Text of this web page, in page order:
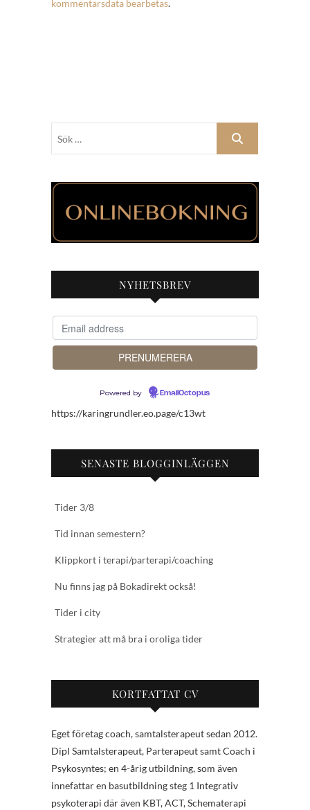
kommentarsdata bearbetas.
NYHETSBREV
Powered by EmailOctopus
https://karingrundler.eo.page/c13wt
SENASTE BLOGGINLÄGGEN
Tider 3/8
Tid innan semestern?
Klippkort i terapi/parterapi/coaching
Nu finns jag på Bokadirekt också!
Tider i city
Strategier att må bra i oroliga tider
KORTFATTAT CV
Eget företag coach, samtalsterapeut sedan 2012.
Dipl Samtalsterapeut, Parterapeut samt Coach i
Psykosyntes; en 4-årig utbildning, som även
innefattar en basutbildning steg 1 Integrativ
psykoterapi där även KBT, ACT, Schematerapi